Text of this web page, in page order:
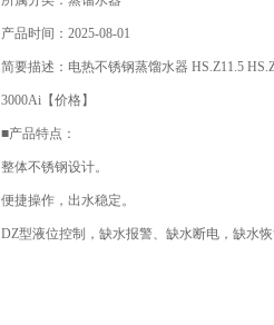
产品时间：2025-08-01
简要描述：电热不锈钢蒸馏水器 HS.Z11.5
3000Ai【价格】
■产品特点：
整体不锈钢设计。
便捷操作，出水稳定。
DZ型液位控制，缺水报警、缺水断电，缺水恢